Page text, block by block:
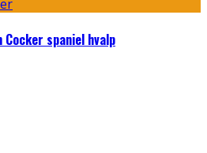
Cocker spaniel hvalp